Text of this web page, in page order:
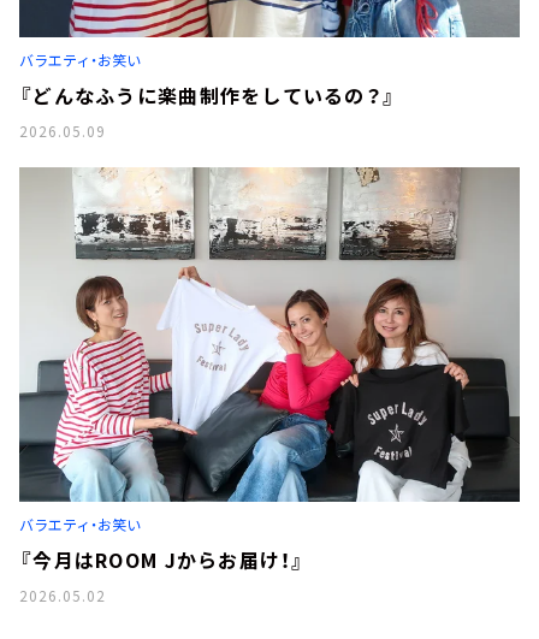
バラエティ・お笑い
『どんなふうに楽曲制作をしているの？』
2026.05.09
バラエティ・お笑い
『今月はROOM Jからお届け！』
2026.05.02